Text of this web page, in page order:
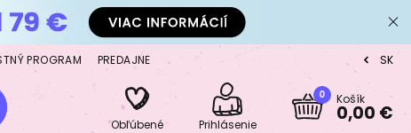
PROGRAM PREDAJNE CZ
SK
Obľúbené Prihlásenie
0 Košík
0,00 €